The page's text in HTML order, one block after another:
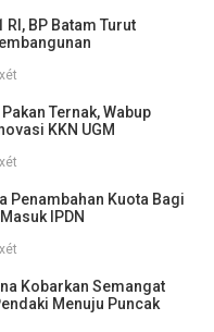
BP Batam Turut
Ternak, Wabup
KKN UGM
Penambahan Kuota Bagi
IPDN
Kobarkan Semangat
Menuju Puncak